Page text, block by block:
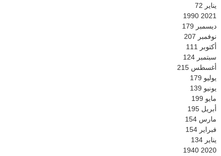
يناير 72
2021
1990
ديسمبر 179
نوفمبر 207
أكتوبر 111
سبتمبر 124
أغسطس 215
يوليو 179
يونيو 139
مايو 199
أبريل 195
مارس 154
فبراير 154
يناير 134
2020
1940